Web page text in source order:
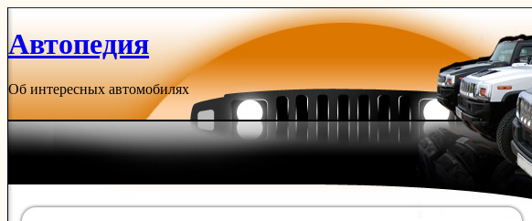
Автопедия
Об интересных автомобилях